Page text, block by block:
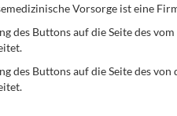
Vorsorge ist eine
des Buttons auf die Seite des
des Buttons auf die Seite des